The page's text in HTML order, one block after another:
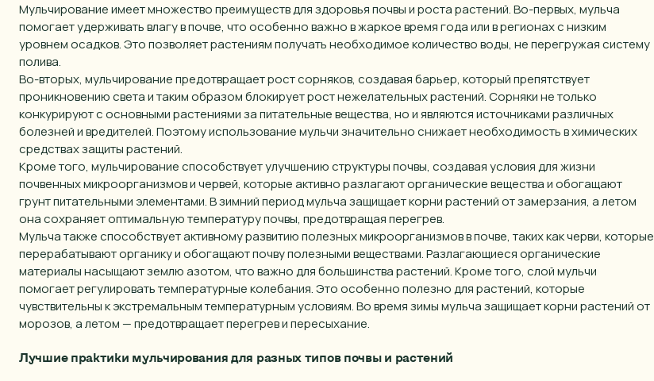
Мульчирование имеет множество преимуществ для здоровья почвы и роста растений. Во-первых, мульча
помогает удерживать влагу в почве, что особенно важно в жаркое время года или в регионах с низким
уровнем осадков. Это позволяет растениям получать необходимое количество воды, не перегружая систему
полива.
Во-вторых, мульчирование предотвращает рост сорняков, создавая барьер, который препятствует
проникновению света и таким образом блокирует рост нежелательных растений. Сорняки не только
конкурируют с основными растениями за питательные вещества, но и являются источниками различных
болезней и вредителей. Поэтому использование мульчи значительно снижает необходимость в химических
средствах защиты растений.
Кроме того, мульчирование способствует улучшению структуры почвы, создавая условия для жизни
почвенных микроорганизмов и червей, которые активно разлагают органические вещества и обогащают
грунт питательными элементами. В зимний период мульча защищает корни растений от замерзания, а летом
она сохраняет оптимальную температуру почвы, предотвращая перегрев.
Мульча также способствует активному развитию полезных микроорганизмов в почве, таких как черви, которые
перерабатывают органику и обогащают почву полезными веществами. Разлагающиеся органические
материалы насыщают землю азотом, что важно для большинства растений. Кроме того, слой мульчи
помогает регулировать температурные колебания. Это особенно полезно для растений, которые
чувствительны к экстремальным температурным условиям. Во время зимы мульча защищает корни растений от
морозов, а летом — предотвращает перегрев и пересыхание.
Лучшие практики мульчирования для разных типов почвы и растений
Волгоград (Волжский)
Волгодонск
Вологда
Воронеж
Воткинск
Екатеринбург
Иваново
Ижевск
Йошкар-ола
Казань
Калуга